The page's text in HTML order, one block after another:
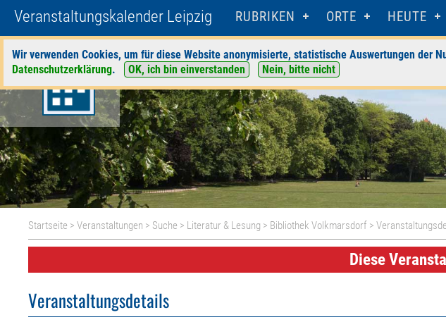
Veranstaltungskalender Leipzig RUBRIKEN ORTE HEUTE
Wir verwenden Cookies, um für diese Website anonymisierte, statistische Auswertungen
Datenschutzerklärung. OK, ich bin einverstanden Nein, bitte nicht
Startseite >Veranstaltungen > Suche > Literatur & Lesung > Bibliothek Volkmarsdorf >
Diese
Veranstaltungsdetails